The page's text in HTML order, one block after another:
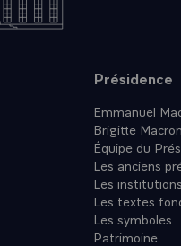
Présidence
Emmanuel
Brigitte Macron
Équipe du
Les anciens
Les institutions
Les textes
Les symboles
Patrimoine